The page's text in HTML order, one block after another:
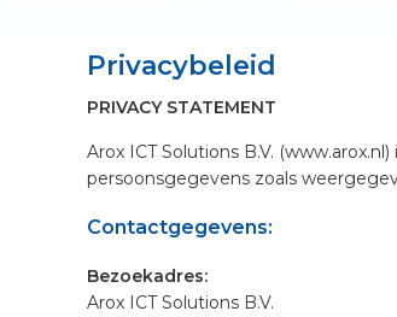
Privacybeleid
PRIVACY STATEMENT
Arox ICT Solutions B.V.
persoonsgegevens zoals
Contactgegevens:
Bezoekadres:
Arox ICT Solutions B.V.